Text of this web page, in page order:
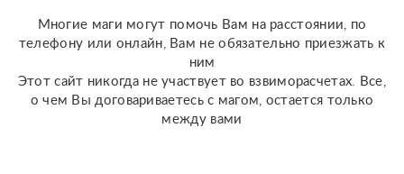
Многие маги могут помочь Вам на расстоянии, по
телефону или онлайн, Вам не обязательно приезжать к
ним
Этот сайт никогда не участвует во взвиморасчетах. Все,
о чем Вы договариваетесь с магом, остается только
между вами